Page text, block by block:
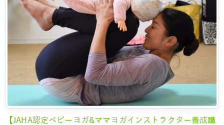
【JAHA認定ベビーヨガ&ママヨガインストラクター養成講